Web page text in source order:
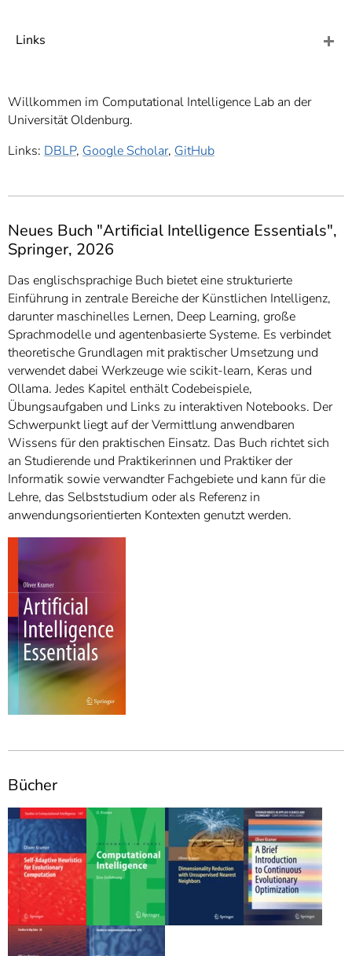
Links
Willkommen im Computational Intelligence Lab an der
Universität Oldenburg.
Links: DBLP, Google Scholar, GitHub
Neues Buch "Artificial Intelligence Essentials",
Springer, 2026
Das englischsprachige Buch bietet eine strukturierte
Einführung in zentrale Bereiche der Künstlichen Intelligenz,
darunter maschinelles Lernen, Deep Learning, große
Sprachmodelle und agentenbasierte Systeme. Es verbindet
theoretische Grundlagen mit praktischer Umsetzung und
verwendet dabei Werkzeuge wie scikit-learn, Keras und
Ollama. Jedes Kapitel enthält Codebeispiele,
Übungsaufgaben und Links zu interaktiven Notebooks. Der
Schwerpunkt liegt auf der Vermittlung anwendbaren
Wissens für den praktischen Einsatz. Das Buch richtet sich
an Studierende und Praktikerinnen und Praktiker der
Informatik sowie verwandter Fachgebiete und kann für die
Lehre, das Selbststudium oder als Referenz in
anwendungsorientierten Kontexten genutzt werden.
Bücher